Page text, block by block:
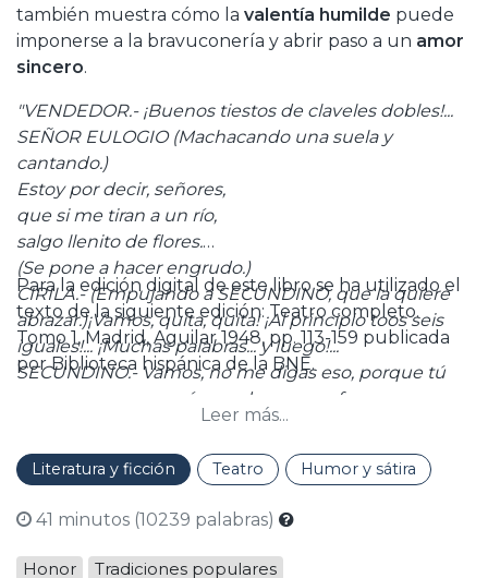
también muestra cómo la valentía humilde puede
imponerse a la bravuconería y abrir paso a un amor
sincero.
"VENDEDOR.- ¡Buenos tiestos de claveles dobles!...
SEÑOR EULOGIO (Machacando una suela y
cantando.)
Estoy por decir, señores,
que si me tiran a un río,
salgo llenito de flores.
(Se pone a hacer engrudo.)
CIRILA.- (Empujando a SECUNDINO, que la quiere
abrazar.)¡Vamos, quita, quita! ¡Al principio toos seis
iguales!... ¡Muchas palabras... y luego!...
SECUNDINO.- Vamos, no me digas eso, porque tú
no me conoces a mí cuando yo me ofusco con una
morena como tú. Ven y verás..."
Para la edición digital de este libro se ha utilizado el
texto de la siguiente edición: Teatro completo.
Tomo 1, Madrid, Aguilar 1948, pp. 113-159 publicada
por Biblioteca hispánica de la BNE.
Leer más...
Literatura y ficción Teatro Humor y sátira
41 minutos (10239 palabras)
Honor
Tradiciones populares